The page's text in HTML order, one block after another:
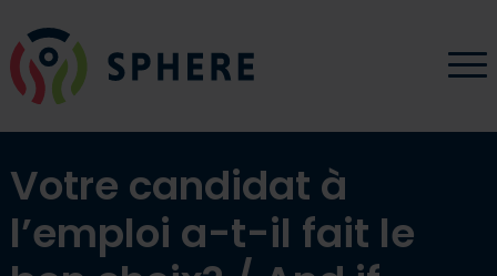
Aller au contenu
SPHERE QUÉBEC - Allez à la page d’accueil
Votre candidat à
l’emploi a-t-il fait le